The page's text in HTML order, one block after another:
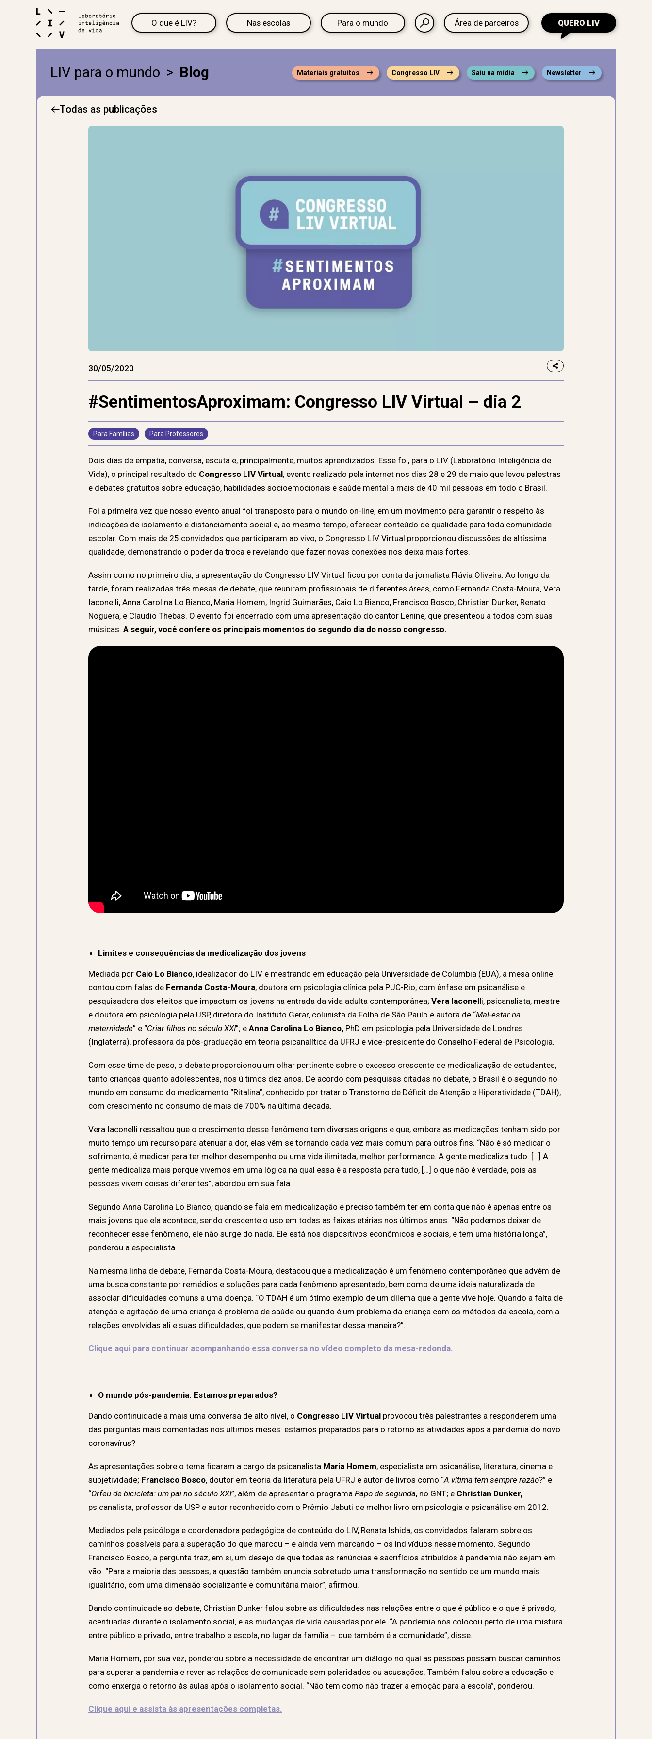
O que é LIV? Nas escolas Para o mundo Área de parceiros QUERO LIV
LIV para o mundo > Blog Materiais gratuitos Congresso LIV Saiu na mídia Newsletter
Todas as publicações
30/05/2020
#SentimentosAproximam: Congresso LIV Virtual – dia 2
Para Famílias Para Professores
Dois dias de empatia, conversa, escuta e, principalmente, muitos aprendizados. Esse foi, para o LIV (Laboratório Inteligência de
Vida), o principal resultado do Congresso LIV Virtual, evento realizado pela internet nos dias 28 e 29 de maio que levou palestras
e debates gratuitos sobre educação, habilidades socioemocionais e saúde mental a mais de 40 mil pessoas em todo o Brasil.
Foi a primeira vez que nosso evento anual foi transposto para o mundo on-line, em um movimento para garantir o respeito às
indicações de isolamento e distanciamento social e, ao mesmo tempo, oferecer conteúdo de qualidade para toda comunidade
escolar. Com mais de 25 convidados que participaram ao vivo, o Congresso LIV Virtual proporcionou discussões de altíssima
qualidade, demonstrando o poder da troca e revelando que fazer novas conexões nos deixa mais fortes.
Assim como no primeiro dia, a apresentação do Congresso LIV Virtual ficou por conta da jornalista Flávia Oliveira. Ao longo da
tarde, foram realizadas três mesas de debate, que reuniram profissionais de diferentes áreas, como Fernanda Costa-Moura, Vera
Iaconelli, Anna Carolina Lo Bianco, Maria Homem, Ingrid Guimarães, Caio Lo Bianco, Francisco Bosco, Christian Dunker, Renato
Noguera, e Claudio Thebas. O evento foi encerrado com uma apresentação do cantor Lenine, que presenteou a todos com suas
músicas. A seguir, você confere os principais momentos do segundo dia do nosso congresso.
Limites e consequências da medicalização dos jovens
Mediada por Caio Lo Bianco, idealizador do LIV e mestrando em educação pela Universidade de Columbia (EUA), a mesa online
contou com falas de Fernanda Costa-Moura, doutora em psicologia clínica pela PUC-Rio, com ênfase em psicanálise e
pesquisadora dos efeitos que impactam os jovens na entrada da vida adulta contemporânea; Vera Iaconelli, psicanalista, mestre
e doutora em psicologia pela USP, diretora do Instituto Gerar, colunista da Folha de São Paulo e autora de “Mal-estar na
maternidade” e “Criar filhos no século XXI”; e Anna Carolina Lo Bianco, PhD em psicologia pela Universidade de Londres
(Inglaterra), professora da pós-graduação em teoria psicanalítica da UFRJ e vice-presidente do Conselho Federal de Psicologia.
Com esse time de peso, o debate proporcionou um olhar pertinente sobre o excesso crescente de medicalização de estudantes,
tanto crianças quanto adolescentes, nos últimos dez anos. De acordo com pesquisas citadas no debate, o Brasil é o segundo no
mundo em consumo do medicamento “Ritalina”, conhecido por tratar o Transtorno de Déficit de Atenção e Hiperatividade (TDAH),
com crescimento no consumo de mais de 700% na última década.
Vera Iaconelli ressaltou que o crescimento desse fenômeno tem diversas origens e que, embora as medicações tenham sido por
muito tempo um recurso para atenuar a dor, elas vêm se tornando cada vez mais comum para outros fins. “Não é só medicar o
sofrimento, é medicar para ter melhor desempenho ou uma vida ilimitada, melhor performance. A gente medicaliza tudo. […] A
gente medicaliza mais porque vivemos em uma lógica na qual essa é a resposta para tudo, […] o que não é verdade, pois as
pessoas vivem coisas diferentes”, abordou em sua fala.
Segundo Anna Carolina Lo Bianco, quando se fala em medicalização é preciso também ter em conta que não é apenas entre os
mais jovens que ela acontece, sendo crescente o uso em todas as faixas etárias nos últimos anos. “Não podemos deixar de
reconhecer esse fenômeno, ele não surge do nada. Ele está nos dispositivos econômicos e sociais, e tem uma história longa”,
ponderou a especialista.
Na mesma linha de debate, Fernanda Costa-Moura, destacou que a medicalização é um fenômeno contemporâneo que advém de
uma busca constante por remédios e soluções para cada fenômeno apresentado, bem como de uma ideia naturalizada de
associar dificuldades comuns a uma doença. “O TDAH é um ótimo exemplo de um dilema que a gente vive hoje. Quando a falta de
atenção e agitação de uma criança é problema de saúde ou quando é um problema da criança com os métodos da escola, com a
relações envolvidas ali e suas dificuldades, que podem se manifestar dessa maneira?”.
Clique aqui para continuar acompanhando essa conversa no vídeo completo da mesa-redonda.
O mundo pós-pandemia. Estamos preparados?
Dando continuidade a mais uma conversa de alto nível, o Congresso LIV Virtual provocou três palestrantes a responderem uma
das perguntas mais comentadas nos últimos meses: estamos preparados para o retorno às atividades após a pandemia do novo
coronavírus?
As apresentações sobre o tema ficaram a cargo da psicanalista Maria Homem, especialista em psicanálise, literatura, cinema e
subjetividade; Francisco Bosco, doutor em teoria da literatura pela UFRJ e autor de livros como “A vítima tem sempre razão?” e
“Orfeu de bicicleta: um pai no século XXI”, além de apresentar o programa Papo de segunda, no GNT; e Christian Dunker,
psicanalista, professor da USP e autor reconhecido com o Prêmio Jabuti de melhor livro em psicologia e psicanálise em 2012.
Mediados pela psicóloga e coordenadora pedagógica de conteúdo do LIV, Renata Ishida, os convidados falaram sobre os
caminhos possíveis para a superação do que marcou – e ainda vem marcando – os indivíduos nesse momento. Segundo
Francisco Bosco, a pergunta traz, em si, um desejo de que todas as renúncias e sacrifícios atribuídos à pandemia não sejam em
vão. “Para a maioria das pessoas, a questão também enuncia sobretudo uma transformação no sentido de um mundo mais
igualitário, com uma dimensão socializante e comunitária maior”, afirmou.
Dando continuidade ao debate, Christian Dunker falou sobre as dificuldades nas relações entre o que é público e o que é privado,
acentuadas durante o isolamento social, e as mudanças de vida causadas por ele. “A pandemia nos colocou perto de uma mistura
entre público e privado, entre trabalho e escola, no lugar da família – que também é a comunidade”, disse.
Maria Homem, por sua vez, ponderou sobre a necessidade de encontrar um diálogo no qual as pessoas possam buscar caminhos
para superar a pandemia e rever as relações de comunidade sem polaridades ou acusações. Também falou sobre a educação e
como enxerga o retorno às aulas após o isolamento social. “Não tem como não trazer a emoção para a escola”, ponderou.
Clique aqui e assista às apresentações completas.